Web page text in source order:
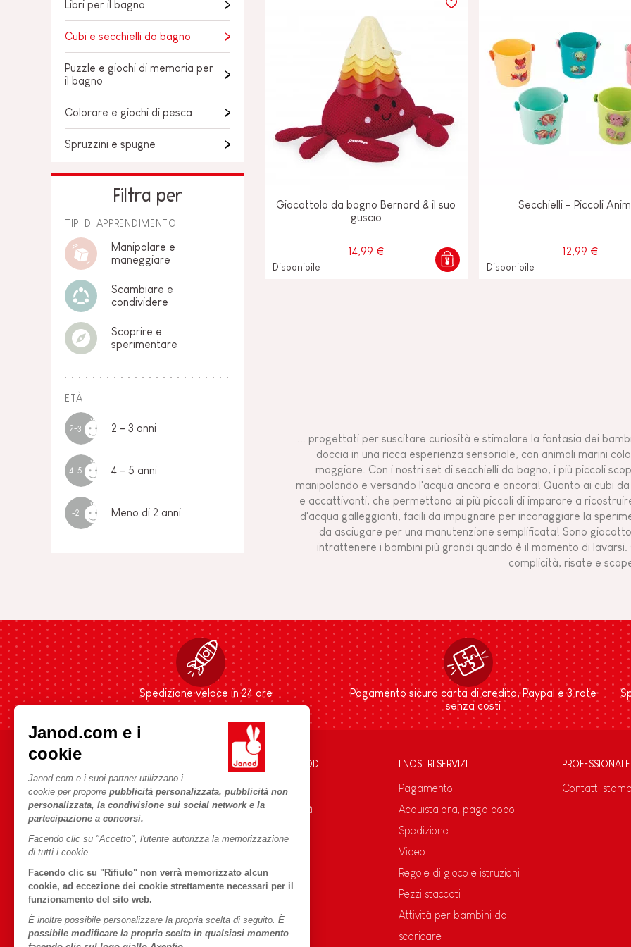
Janod.com e i
cookie
Janod.com e i suoi partner utilizzano i
cookie per proporre pubblicità personalizzata, pubblicità non
personalizzata, la condivisione sui social network e la
partecipazione a concorsi.
Facendo clic su "Accetto", l'utente autorizza la memorizzazione
di tutti i cookie.
Facendo clic su "Rifiuto" non verrà memorizzato alcun
cookie, ad eccezione dei cookie strettamente necessari per il
funzionamento del sito web.
È inoltre possibile personalizzare la propria scelta di seguito. È
possibile modificare la propria scelta in qualsiasi momento
GIOCATTOLI SENSO-
MOTORI
GIOCATTOLI DI
IMITAZIONE
MINI UNIVERSI
ARIA APERTA
DECORACION
PER BAMBINI
PEZZI STACCATI
Libri per il bagno
Cubi e secchielli da bagno
Puzzle e giochi di memoria per
il bagno
Colorare e giochi di pesca
Spruzzini e spugne
Filtra per
TIPI DI APPRENDIMENTO
Manipolare e
maneggiare
Scambiare e
condividere
Scoprire e
sperimentare
ETÀ
2-3 2 - 3 anni
4-5 4 - 5 anni
-2 Meno di 2 anni
Giocattolo da bagno Bernard & il suo
guscio
14,99 €
Disponibile
Secchielli - Piccoli
12,99 €
Disponibile
... progettati per suscitare curiosità e stimolare la fantasia dei
doccia in una ricca esperienza sensoriale, con animali marini
maggiore. Con i nostri set di secchielli da bagno, i più piccoli
manipolando e versando l'acqua ancora e ancora! Quanto ai cubi
e accattivanti, che permettono ai più piccoli di imparare a
d'acqua galleggianti, facili da impugnare per incoraggiare la
da asciugare per una manutenzione semplificata! Sono
intrattenere i bambini più grandi quando è il momento di
complicità, risate e
Spedizione veloce in 24 ore
Pagamento sicuro carta di credito, Paypal e 3 rate
senza costi
Condizioni Generali Di Vendita
Domande Frequenti
Negozi
Richiamo prodotti
Termini delle offerte
Dati personali
Cookies
L'UNIVERSO JANOD
Storia
Le nostre attività
I NOSTRI SERVIZI
Pagamento
Acquista ora, paga dopo
Spedizione
Video
Regole di gioco e istruzioni
Pezzi staccati
Attività per bambini da
scaricare
PROFESSIONALE
Contatti